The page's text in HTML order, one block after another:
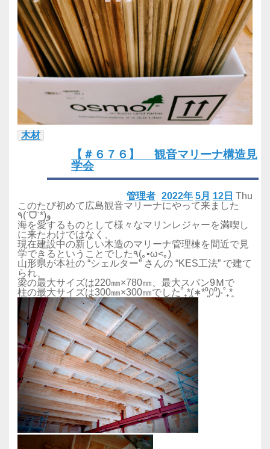
木材
【＃６７６】 観音マリーナ構造見
学会
2022年 5月 12日 Thu
管理者
このたび初めて広島観音マリーナにやって来ました
٩(ˊᗜˋ*)و
海を愛するものとして様々なマリンレジャーを満喫し
に来たわけではなく、
現在建設中の新しい木造のマリーナ管理棟を間近で見
学できるということでした٩(｡•ω<｡)
山形県が本社の “シェルター” さんの “KES工法” で建て
られ、
梁の最大サイズは220㎜×780㎜、最大スパン9Ｍで
柱の最大サイズは300㎜×300㎜でした˚₊*̥(∗︎*⁰͈꒨⁰͈)‧˚₊*̥